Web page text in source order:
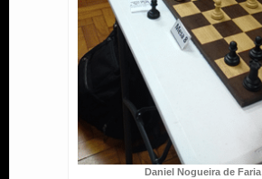
Daniel Nogueira de Faria